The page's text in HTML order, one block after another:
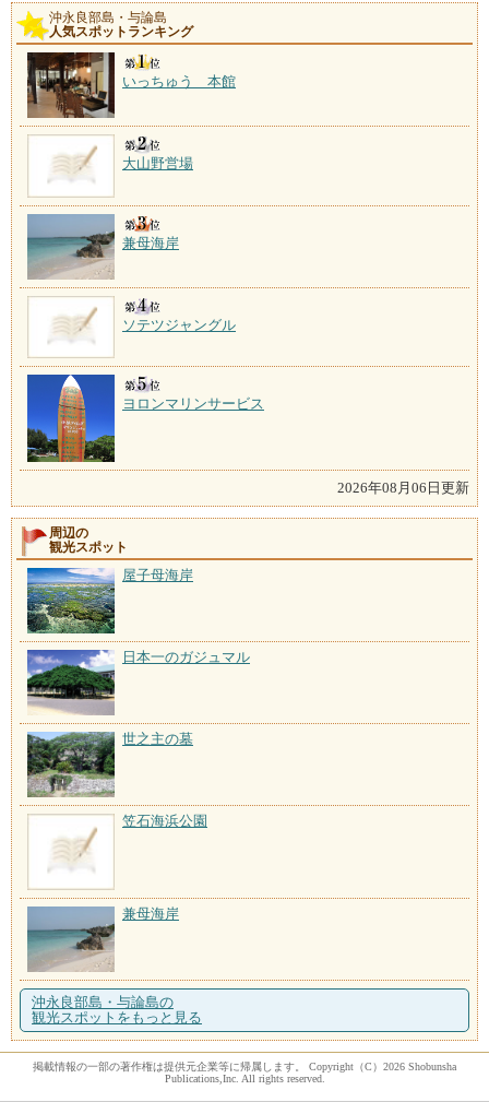
沖永良部島・与論島
人気スポットランキング
いっちゅう 本館
大山野営場
兼母海岸
ソテツジャングル
ヨロンマリンサービス
2026年08月06日更新
周辺の
観光スポット
屋子母海岸
日本一のガジュマル
世之主の墓
笠石海浜公園
兼母海岸
沖永良部島・与論島の
観光スポットをもっと見る
掲載情報の一部の著作権は提供元企業等に帰属します。 Copyright（C）2026 Shobunsha
Publications,Inc. All rights reserved.